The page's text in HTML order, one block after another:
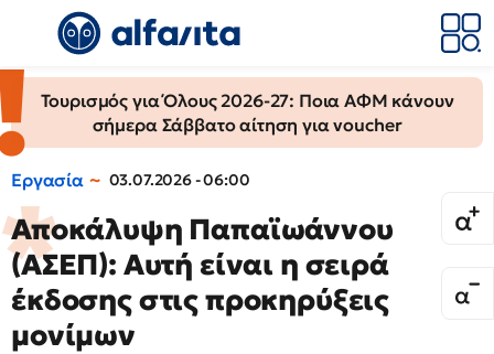
Τουρισμός για Όλους 2026-27: Ποια ΑΦΜ κάνουν
σήμερα Σάββατο αίτηση για voucher
Εργασία 03.07.2026 - 06:00
Αποκάλυψη Παπαϊωάννου
(ΑΣΕΠ): Αυτή είναι η σειρά
έκδοσης στις προκηρύξεις
μονίμων